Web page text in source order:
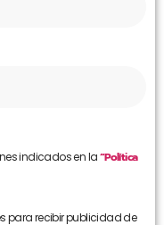
indicados en la“Política
para recibir publicidad de